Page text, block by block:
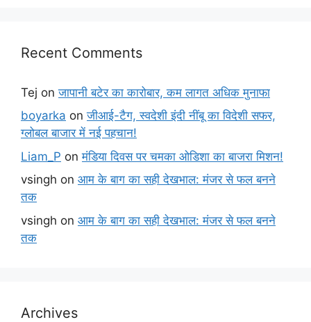
Recent Comments
Tej onजापानी बटेर का कारोबार, कम लागत अधिक मुनाफा
boyarka onजीआई-टैग, स्वदेशी इंदी नींबू का विदेशी सफर,
ग्लोबल बाजार में नई पहचान!
Liam_P onमंडिया दिवस पर चमका ओडिशा का बाजरा मिशन!
vsingh on आम के बाग का सही देखभाल: मंजर से फल बनने
तक
vsingh on आम के बाग का सही देखभाल: मंजर से फल बनने
तक
Archives